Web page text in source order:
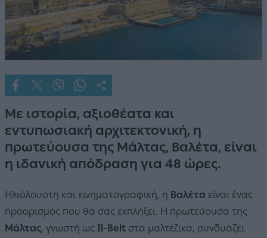
Με ιστορία, αξιοθέατα και
εντυπωσιακή αρχιτεκτονική, η
πρωτεύουσα της Μάλτας, Βαλέτα, είναι
η ιδανική απόδραση για 48 ώρες.
Ηλιόλουστη και κινηματογραφική, η Βαλέτα είναι ένας
προορισμός που θα σας εκπλήξει. Η πρωτεύουσα της
Μάλτας, γνωστή ως Il-Belt στα μαλτέζικα, συνδυάζει